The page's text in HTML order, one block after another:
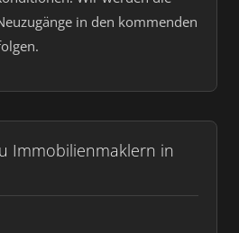
in den kommenden
Immobilienmaklern in